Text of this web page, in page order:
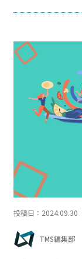
投稿日： 2024.09.30
TMS編集部